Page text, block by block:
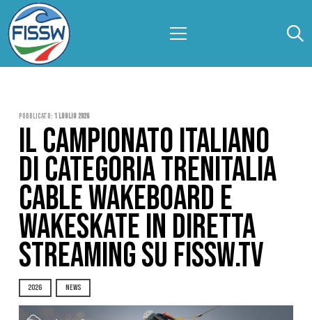
Pubblicato: 1 Luglio 2026
IL CAMPIONATO ITALIANO
DI CATEGORIA TRENITALIA
CABLE WAKEBOARD E
WAKESKATE IN DIRETTA
STREAMING SU FISSW.TV
2026 NEWS